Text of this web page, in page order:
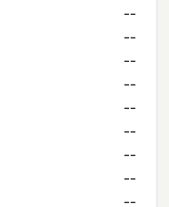
--
--
--
--
--
--
--
--
--